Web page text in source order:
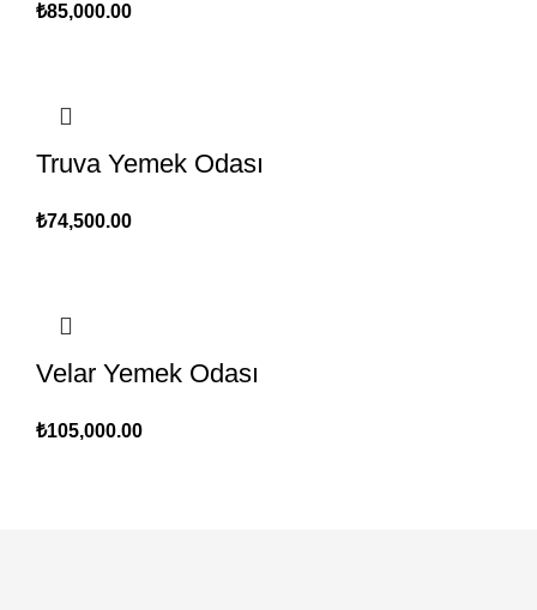
₺85,000.00
Truva Yemek Odası
₺74,500.00
Velar Yemek Odası
₺105,000.00